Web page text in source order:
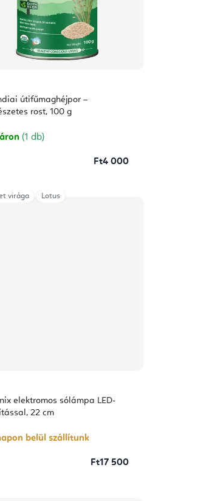
útifűmaghéjpor –
rost, 100 g
(1 db)
Ft4 000
elektromos sólámpa LED-
22 cm
belül szállítunk
Ft17 500
virága Lotus